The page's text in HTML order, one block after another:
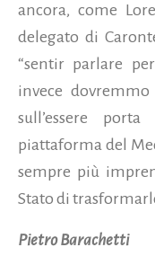
ancora, come
delegato di
“sentir parlare
invece
sull’essere porta
piattaforma del
sempre più
Stato di
Pietro Barachetti